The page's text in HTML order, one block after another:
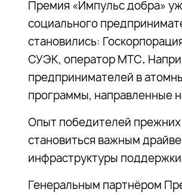
Премия «Импульс добра»
социального
становились:
СУЭК, оператор МТС.
предпринимателей в
программы, направленные
Опыт победителей
становиться важным
инфраструктуры поддержки
Генеральным партнёром